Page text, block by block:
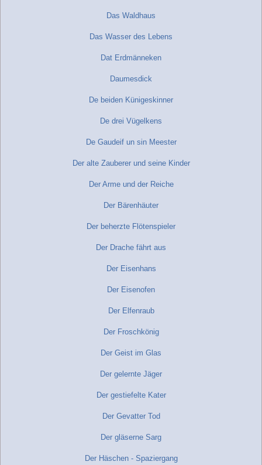
Das Waldhaus
Das Wasser des Lebens
Dat Erdmänneken
Daumesdick
De beiden Künigeskinner
De drei Vügelkens
De Gaudeif un sin Meester
Der alte Zauberer und seine Kinder
Der Arme und der Reiche
Der Bärenhäuter
Der beherzte Flötenspieler
Der Drache fährt aus
Der Eisenhans
Der Eisenofen
Der Elfenraub
Der Froschkönig
Der Geist im Glas
Der gelernte Jäger
Der gestiefelte Kater
Der Gevatter Tod
Der gläserne Sarg
Der Häschen - Spaziergang